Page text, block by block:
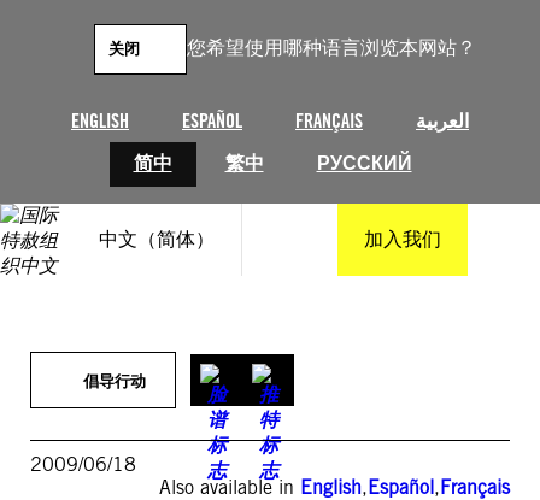
您希望使用哪种语言浏览本网站？
ENGLISH ESPAÑOL FRANÇAIS
العربية
简中
繁中 РУССКИЙ
关闭
中文（简体） 加入我们
倡导行动
2009/06/18
Also available in English,Español,Français